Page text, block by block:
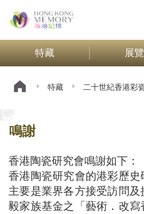
特藏 展覽
特藏 二十世紀香港
鳴謝
香港陶瓷研究會鳴謝如下：
香港陶瓷研究會的港彩歷史
主要是業界各方接受訪問
毅家族基金之「藝術．改